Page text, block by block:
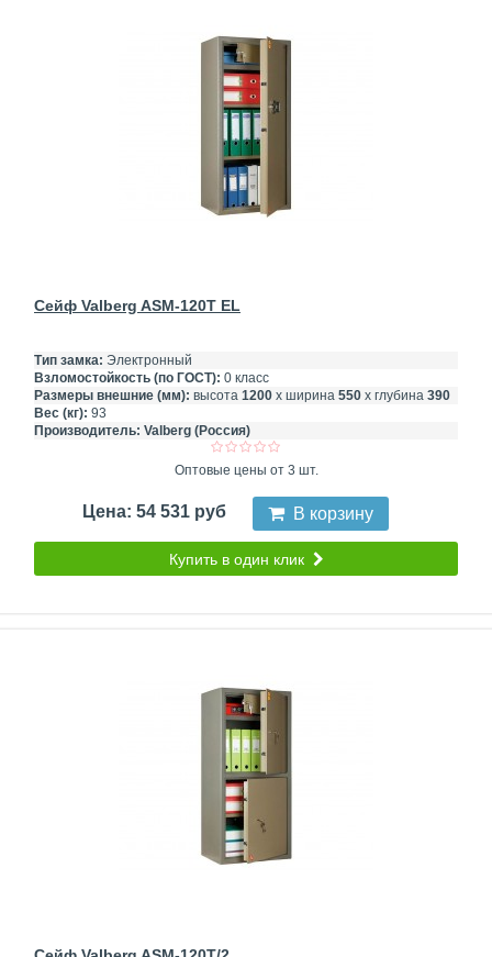
Сейф Valberg ASM-120T EL
Тип замка: Электронный
Взломостойкость (по ГОСТ): 0 класс
Размеры внешние (мм): высота 1200 х ширина 550 х глубина 390
Вес (кг): 93
Производитель: Valberg (Россия)
Оптовые цены от 3 шт.
Цена: 54 531 руб В корзину
Купить в один клик